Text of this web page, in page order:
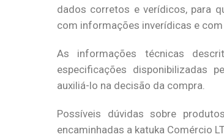
dados corretos e verídicos, para
com informações inverídicas e
As informações técnicas
especificações disponibilizadas
auxiliá-lo na decisão da compra.
Possíveis dúvidas sobre
encaminhadas a katuka Comércio